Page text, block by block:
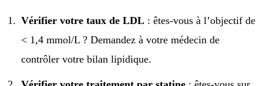
Vérifier votre taux de LDL : êtes-vous à l’objectif de
< 1,4 mmol/L ? Demandez à votre médecin de
contrôler votre bilan lipidique.